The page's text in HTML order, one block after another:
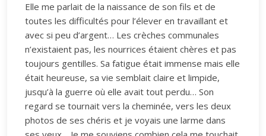
Elle me parlait de la naissance de son fils et de
toutes les difficultés pour l’élever en travaillant et
avec si peu d’argent… Les crèches communales
n’existaient pas, les nourrices étaient chères et pas
toujours gentilles. Sa fatigue était immense mais elle
était heureuse, sa vie semblait claire et limpide,
jusqu’à la guerre où elle avait tout perdu… Son
regard se tournait vers la cheminée, vers les deux
photos de ses chéris et je voyais une larme dans